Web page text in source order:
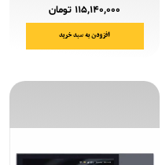
۱۱۵,۱۴۰,۰۰۰ تومان
افزودن به سبد خرید